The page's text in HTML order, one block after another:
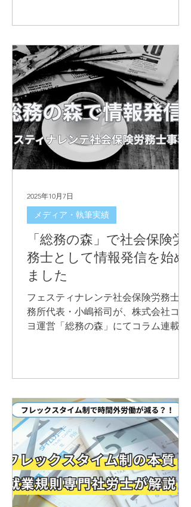
く解説します。
「総務の森」で社会保険労
務士として情報発信を始め
ました
フェスティナレンテ社会保険労務士事
務所代表・小嶋裕司が、株式会社コク
ヨ運営「総務の森」にてコラム連載を
メディア・執筆実績
2025年10月7日